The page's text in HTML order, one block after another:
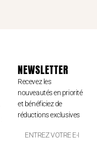
NEWSLETTER
Recevez les
nouveautés en priorité
et bénéficiez de
réductions exclusives